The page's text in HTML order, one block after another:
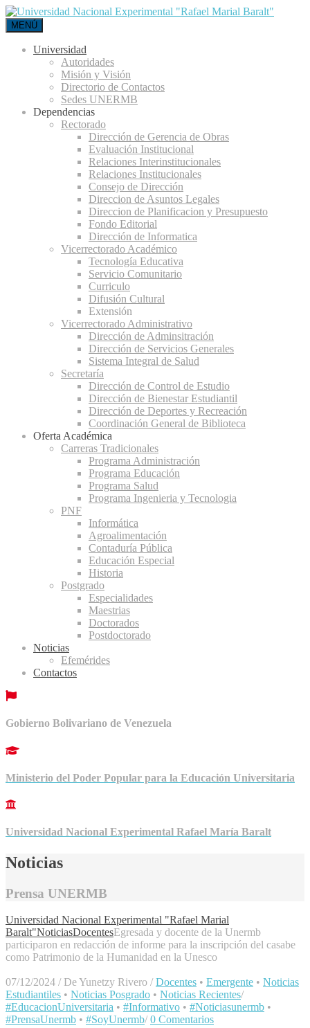
MENÚ
Universidad
Autoridades
Misión y Visión
Directorio de Contactos
Sedes UNERMB
Dependencias
Rectorado
Dirección de Gerencia de Obras
Evaluación Institucional
Relaciones Interinstitucionales
Relaciones Institucionales
Consejo de Dirección
Direccion de Asuntos Legales
Direccion de Planificacion y Presupuesto
Fondo Editorial
Dirección de Informatica
Vicerrectorado Académico
Tecnología Educativa
Servicio Comunitario
Curriculo
Difusión Cultural
Extensión
Vicerrectorado Administrativo
Dirección de Adminsitración
Dirección de Servicios Generales
Sistema Integral de Salud
Secretaría
Dirección de Control de Estudio
Dirección de Bienestar Estudiantil
Dirección de Deportes y Recreación
Coordinación General de Biblioteca
Oferta Académica
Carreras Tradicionales
Programa Administración
Programa Educación
Programa Salud
Programa Ingenieria y Tecnologia
PNF
Informática
Agroalimentación
Contaduría Pública
Educación Especial
Historia
Postgrado
Especialidades
Maestrias
Doctorados
Postdoctorado
Noticias
Efemérides
Contactos
Gobierno Bolivariano de Venezuela
Ministerio del Poder Popular para la Educación Universitaria
Universidad Nacional Experimental Rafael María Baralt
Noticias
Prensa UNERMB
Universidad Nacional Experimental "Rafael Marial
Baralt"NoticiasDocentesEgresada y docente de la Unermb
participaron en redacción de informe para la inscripción del casabe
como Patrimonio de la Humanidad en la Unesco
07/12/2024 / De Yunetzy Rivero / Docentes • Emergente • Noticias
Estudiantiles • Noticias Posgrado • Noticias Recientes/
#EducacionUniversitaria • #Informativo • #Noticiasunermb •
#PrensaUnermb • #SoyUnermb/ 0 Comentarios